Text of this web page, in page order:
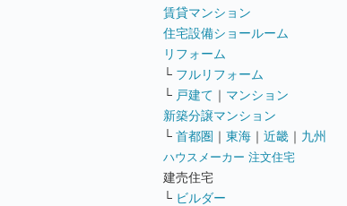
賃貸マンション
住宅設備ショールーム
リフォーム
└ フルリフォーム
└ 戸建て ｜ マンション
新築分譲マンション
└ 首都圏 ｜ 東海 ｜ 近畿 ｜ 九州
ハウスメーカー 注文住宅
建売住宅
└ ビルダー